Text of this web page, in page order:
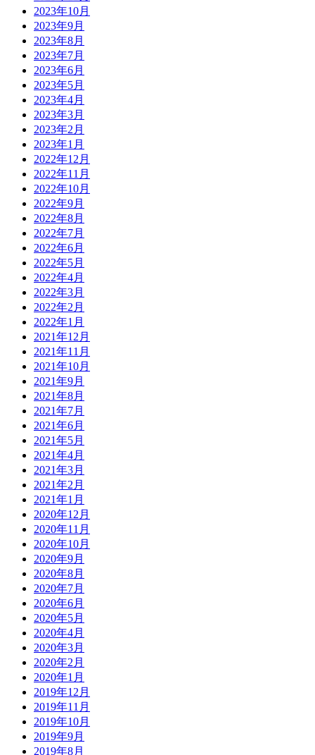
2023年10月
2023年9月
2023年8月
2023年7月
2023年6月
2023年5月
2023年4月
2023年3月
2023年2月
2023年1月
2022年12月
2022年11月
2022年10月
2022年9月
2022年8月
2022年7月
2022年6月
2022年5月
2022年4月
2022年3月
2022年2月
2022年1月
2021年12月
2021年11月
2021年10月
2021年9月
2021年8月
2021年7月
2021年6月
2021年5月
2021年4月
2021年3月
2021年2月
2021年1月
2020年12月
2020年11月
2020年10月
2020年9月
2020年8月
2020年7月
2020年6月
2020年5月
2020年4月
2020年3月
2020年2月
2020年1月
2019年12月
2019年11月
2019年10月
2019年9月
2019年8月